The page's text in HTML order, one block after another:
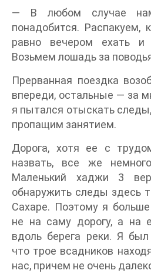
— В любом случае
понадобится. Распакуем,
равно вечером ехать и
Возьмем лошадь за
Прерванная поездка
впереди, остальные — за
я пытался отыскать
пропащим занятием.
Дорога, хотя ее с
назвать, все же
Маленький хаджи 3
обнаружить следы здесь
Сахаре. Поэтому я
не на саму дорогу, а на
вдоль берега реки. Я
что трое всадников
нас, причем не очень